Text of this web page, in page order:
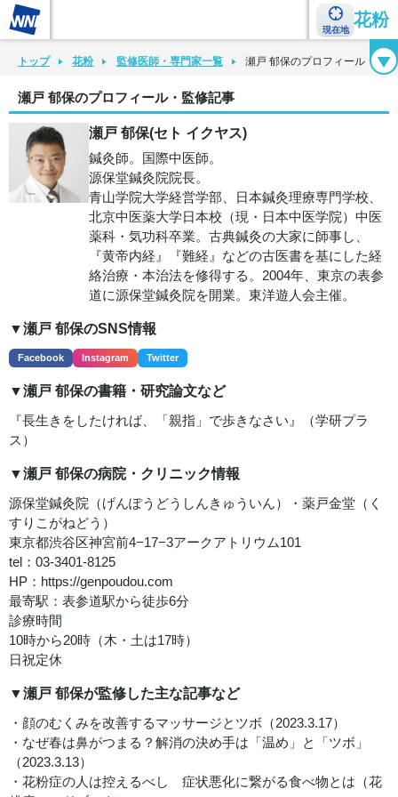
現在地
花粉
花粉カレンダー 花粉図鑑 花粉症チェックシート 花粉症ハンドブック
トップ 花粉 監修医師・専門家一覧 瀬戸 郁保のプロフィール・監
瀬戸 郁保のプロフィール・監修記事
瀬戸 郁保(セト イクヤス)
鍼灸師。国際中医師。
源保堂鍼灸院院長。
青山学院大学経営学部、日本鍼灸理療専門学校、
北京中医薬大学日本校（現・日本中医学院）中医
薬科・気功科卒業。古典鍼灸の大家に師事し、
『黄帝内経』『難経』などの古医書を基にした経
絡治療・本治法を修得する。2004年、東京の表参
道に源保堂鍼灸院を開業。東洋遊人会主催。
▼瀬戸 郁保のSNS情報
Facebook Instagram Twitter
▼瀬戸 郁保の書籍・研究論文など
『長生きをしたければ、「親指」で歩きなさい』（学研プラ
ス）
▼瀬戸 郁保の病院・クリニック情報
源保堂鍼灸院（げんぽうどうしんきゅういん）・薬戸金堂（く
すりこがねどう）
東京都渋谷区神宮前4−17−3アークアトリウム101
tel：03-3401-8125
HP： https://genpoudou.com
最寄駅：表参道駅から徒歩6分
診療時間
10時から20時（木・土は17時）
日祝定休
▼瀬戸 郁保が監修した主な記事など
・ 顔のむくみを改善するマッサージとツボ （2023.3.17）
・ なぜ春は鼻がつまる？解消の決め手は「温め」と「ツボ」
（2023.3.13）
・花粉症の人は控えるべし 症状悪化に繋がる食べ物とは（花